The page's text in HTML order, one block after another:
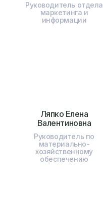
Руководитель отдела
маркетинга и
информации
Ляпко Елена
Валентиновна
Руководитель по
материально-
хозяйственному
обеспечению